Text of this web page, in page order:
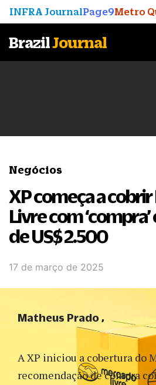
INFRA JournalPage9Metro
BrazilJournal
Negócios
XP começa a
Livre com
de US$ 2.500
17 de março de 2025
A XP iniciou a cobertura do
recomendação de compra
Matheus Prado